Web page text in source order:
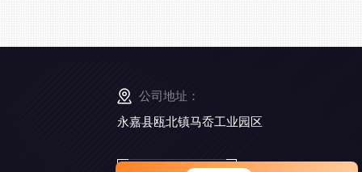
公司地址：
永嘉县瓯北镇马岙工业园区